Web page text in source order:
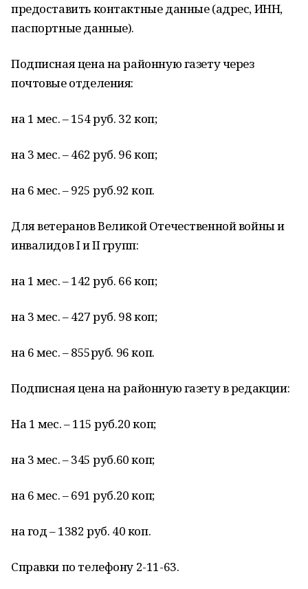
предоставить контактные данные (адрес, ИНН,
паспортные данные).
Подписная цена на районную газету через
почтовые отделения:
на 1 мес. – 154 руб. 32 коп;
на 3 мес. – 462 руб. 96 коп;
на 6 мес. – 925 руб.92 коп.
Для ветеранов Великой Отечественной войны и
инвалидов I и II групп:
на 1 мес. – 142 руб. 66 коп;
на 3 мес. – 427 руб. 98 коп;
на 6 мес. – 855руб. 96 коп.
Подписная цена на районную газету в редакции:
На 1 мес. – 115 руб.20 коп;
на 3 мес. – 345 руб.60 коп;
на 6 мес. – 691 руб.20 коп;
на год – 1382 руб. 40 коп.
Справки по телефону 2-11-63.